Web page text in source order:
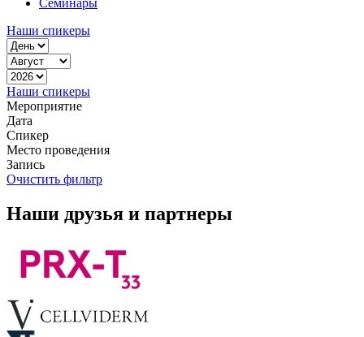
Семинары
Наши спикеры
Наши спикеры
Мероприятие
Дата
Спикер
Место проведения
Запись
Очистить фильтр
Наши друзья и партнеры